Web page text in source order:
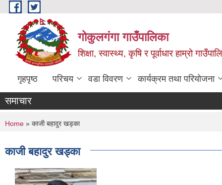
Skip to main content
गोकुलगंगा गाउँपालिका
शिक्षा, स्वास्थ्य, कृषि र पूर्वाधार हाम्रो
गृहपृष्ठ परिचय वडा विवरण कार्यक्रम तथा परियोजना
समाचार
You are here
Home » काजी बहादुर खड्का
काजी बहादुर खड्का